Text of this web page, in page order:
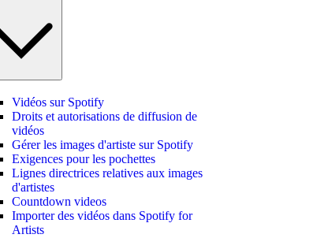
Vidéos sur Spotify
Droits et autorisations de diffusion de
vidéos
Gérer les images d'artiste sur Spotify
Exigences pour les pochettes
Lignes directrices relatives aux images
d'artistes
Countdown videos
Importer des vidéos dans Spotify for
Artists